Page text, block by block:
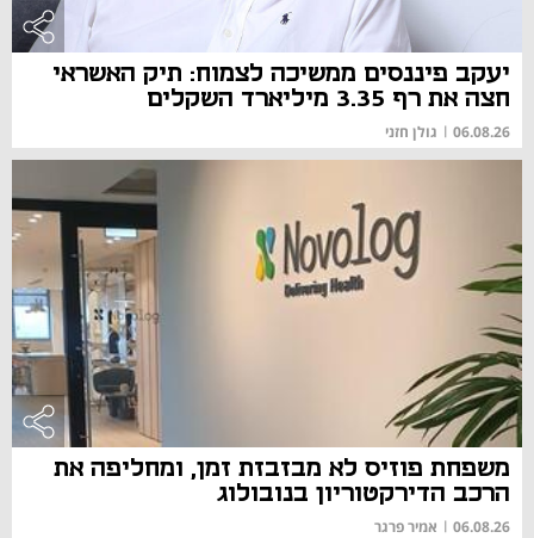
יעקב פיננסים ממשיכה לצמוח: תיק האשראי
חצה את רף 3.35 מיליארד השקלים
06.08.26
| גולן חזני
משפחת פוזיס לא מבזבזת זמן, ומחליפה את
הרכב הדירקטוריון בנובולוג
06.08.26
| אמיר פרגר